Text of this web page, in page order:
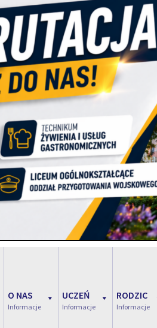
O NAS
Informacje
UCZEŃ
Informacje
RODZIC
Informacje